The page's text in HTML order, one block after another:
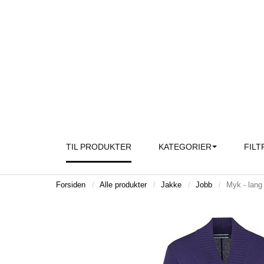
TIL PRODUKTER KATEGORIER
Forsiden Alle produkter Jakke Jobb Myk -